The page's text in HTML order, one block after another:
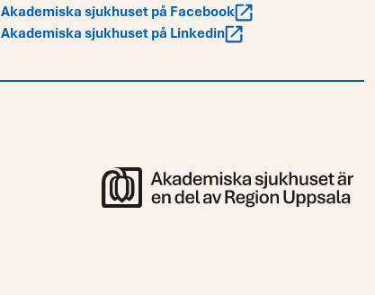
Akademiska sjukhuset på Facebook
Akademiska sjukhuset på Linkedin